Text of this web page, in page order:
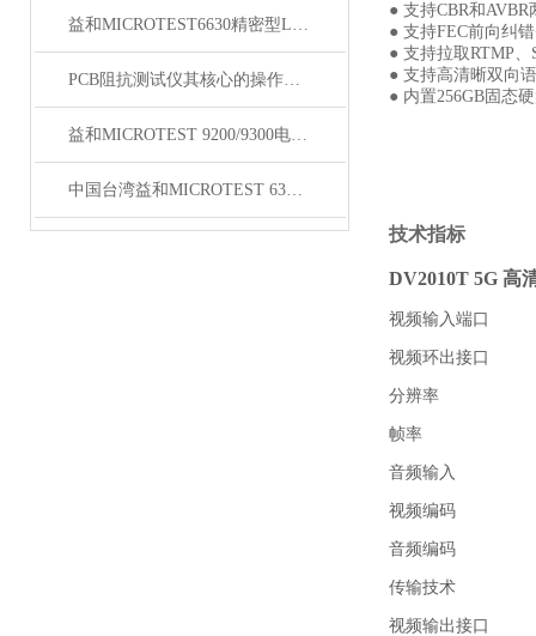
益和MICROTEST6630精密型LCR测试仪
PCB阻抗测试仪其核心的操作流程如下
益和MICROTEST 9200/9300电源测试系统
中国台湾益和MICROTEST 6372 LCR测试仪
● 支持CBR和AVBR
● 支持FEC前向纠错
● 支持拉取RTMP、
● 支持高清晰双向
● 内置256GB固态
技术指标
DV2010T 5G 高
视频输入端口
视频环出接口
分辨率
帧率
音频输入
视频编码
音频编码
传输技术
视频输出接口